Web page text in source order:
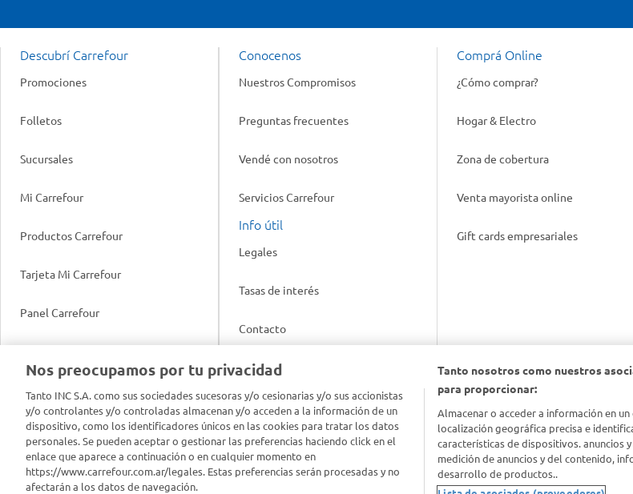
Descubrí Carrefour
Promociones
Folletos
Sucursales
Mi Carrefour
Productos Carrefour
Tarjeta Mi Carrefour
Panel Carrefour
App Carrefour
Comprometidos Carrefour
Conocenos
Nuestros Compromisos
Preguntas frecuentes
Vendé con nosotros
Servicios Carrefour
Info útil
Legales
Tasas de interés
Contacto
Acuerdo con Acyma
Política de Bienestar Animal
Reporte de Sustentabilidad
Comprá Online
¿Cómo comprar?
Hogar & Electro
Zona de cobertura
Venta mayorista online
Gift cards empresariales
Nos preocupamos por tu privacidad
Tanto INC S.A. como sus sociedades sucesoras y/o cesionarias y/o sus accionistas
y/o controlantes y/o controladas almacenan y/o acceden a la información de un
dispositivo, como los identificadores únicos en las cookies para tratar los datos
personales. Se pueden aceptar o gestionar las preferencias haciendo click en el
enlace que aparece a continuación o en cualquier momento en
https://www.carrefour.com.ar/legales. Estas preferencias serán procesadas y no
afectarán a los datos de navegación.
Tanto nosotros como nuestros
para proporcionar:
Almacenar o acceder a información en
localización geográfica precisa e
características de dispositivos. anuncios
medición de anuncios y del contenido,
desarrollo de productos..